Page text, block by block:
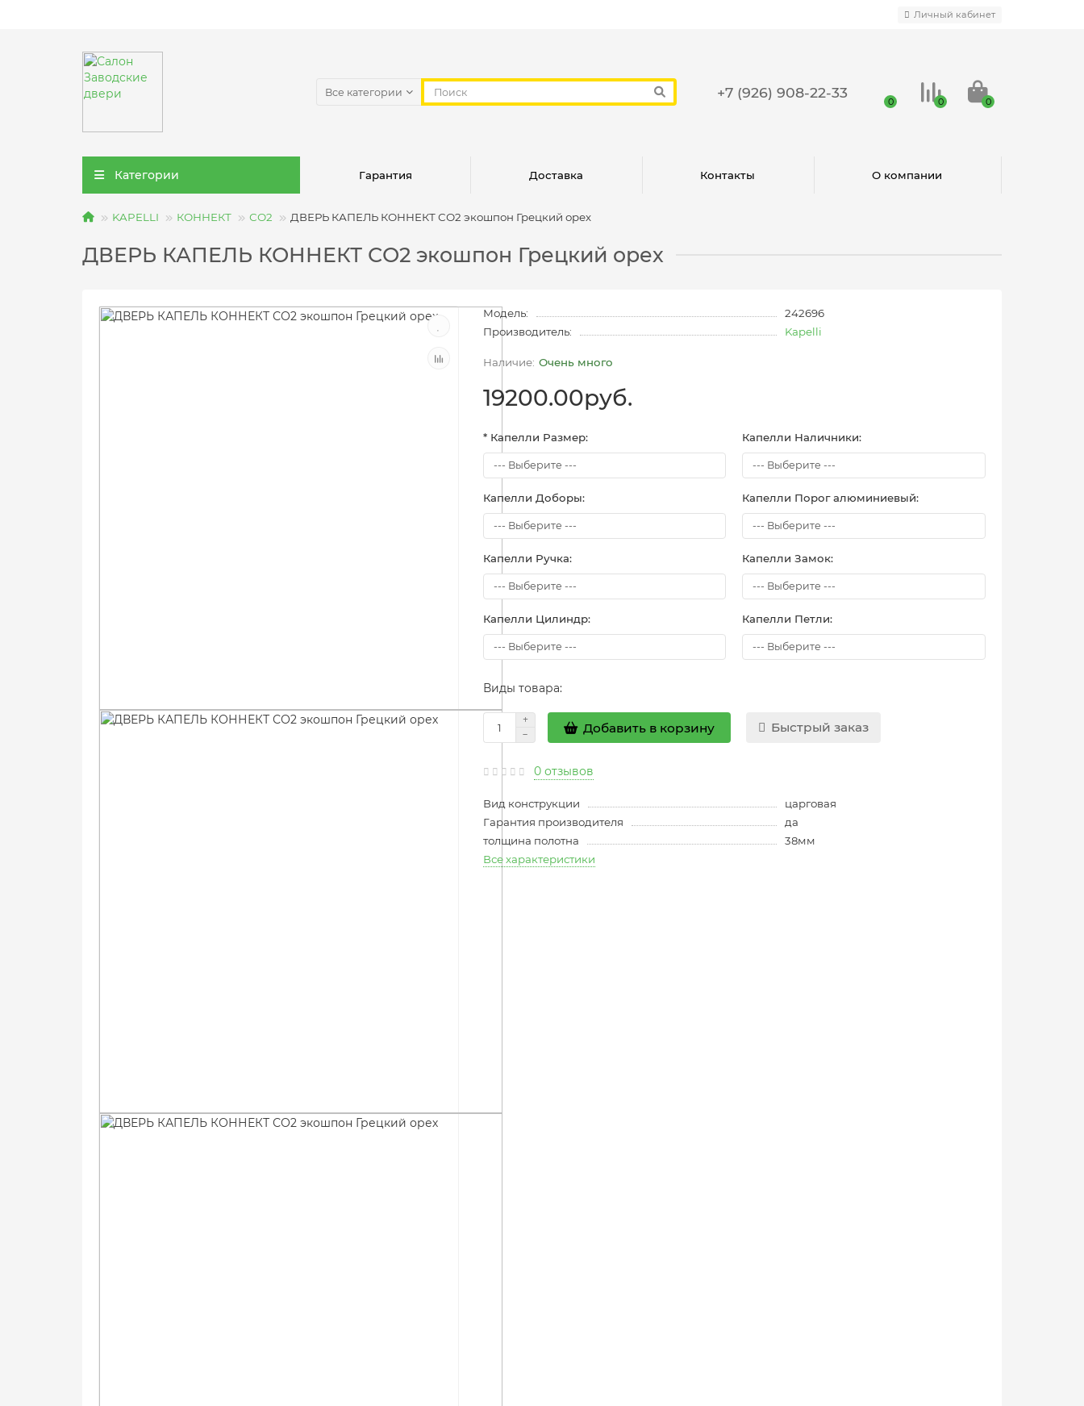
Личный кабинет
Все категории +7 (926) 908-22-33
0 0 0
Категории Гарантия Доставка Контакты О компании
KAPELLI КОННЕКТ СО2 ДВЕРЬ КАПЕЛЬ КОННЕКТ СО2 экошпон Грецкий орех
ДВЕРЬ КАПЕЛЬ КОННЕКТ СО2 экошпон Грецкий орех
Модель:
242696
Производитель:
Kapelli
Очень много
19200.00руб.
* Капелли Размер: Капелли Наличники:
Капелли Доборы: Капелли Порог алюминиевый:
Капелли Ручка: Капелли Замок:
Капелли Цилиндр: Капелли Петли:
Виды товара:
Добавить в корзину Быстрый заказ
0 отзывов
Вид конструкции
царговая
Гарантия производителя
да
толщина полотна
38мм
Все характеристики